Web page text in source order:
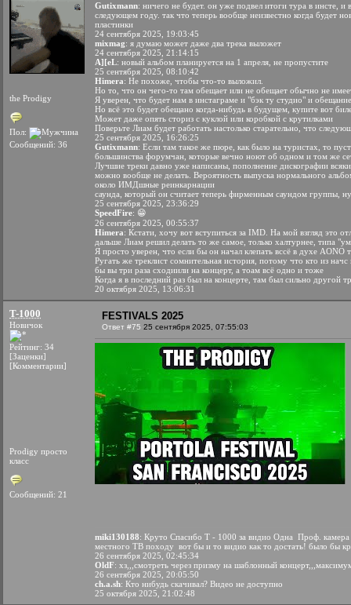
the Prodigy
Пол:
Сообщений: 36
Gutixmann: ничего не будет. он уже подвел итоги тура в инсте,
следующем году. так что теперь вообще неизвестно когда будет
пластинки
24 сентября 2025, 19:03:45
mixmag: я думаю может даже два трека выложет
24 сентября 2025, 21:14:15
A][eL: новый альбом планируется на 1 апреля, не пропустите
25 сентября 2025, 08:10:42
Himera: Не похоже, чтобы что-то выложил.
Но то, что он чего-то там обещает или не обещает обычно не
Я уверен, что будет нам в инстаграме и "бэк ту студио" и
Но всё это будет обещано когда-нибудь в будущем, купите вот
Может даже опять сториз с куклой или коробкой с крутилками
Поверьте Лиам будет работать настолько старательно, что
25 сентября 2025, 16:26:25
Gutixmann: Если там такое же пюре, как было на туристах, то
большинства форумчан, которые вечно ноют об одном и том же
Лучшие треки давно уже написаны, пополнение дискографии
можно вообще не делать. Вероятность выпуска нормального
около ИМДшные реинкарнации
саунда, который он считает теперь фирменным саундом группы,
25 сентября 2025, 23:36:29
SpeedFire: 😁
26 сентября 2025, 00:55:37
Himera: Кстати, хочу вот вступиться за IMD. На мой взгляд это
дальше Лиам решил делать то же самое, только халтурнее, типа
Я просто уверен, что если бы он начал клепать вссё в духе
Ругать же треклист сомнительная история, потому что кто из
бы вы три раза сходиили на концерт, а тоам всё одно и тоже
Когда я в последний раз был на концерте, там был сильно другой
20 октября 2025, 13:06:31
T-1000
Новичок
Рейтинг: 34
[Заценки]
[Комментарии]
Prodigy просто
класс
Сообщений: 21
FESTIVALS 2025
Ответ #75 25 сентября 2025, 07:55:03
miki130188: Круто Спасибо T - 1000 за видио Одна Проф.
местного ТВ походу вот бы и то видио как то достать! было бы
26 сентября 2025, 02:45:34
OldF: хз,,,смотреть через призму на шаблонный
26 сентября 2025, 20:05:50
ch.a.sh: Кто нибудь скачивал? Видео не доступно
25 октября 2025, 21:02:48